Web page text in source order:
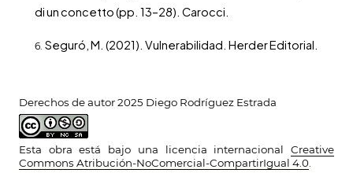
Derechos de autor 2025 Diego Rodríguez Estrada
Esta obra está bajo una licencia internacional Creative
Commons Atribución-NoComercial-CompartirIgual 4.0
di un concetto (pp. 13–28). Carocci.
Seguró, M. (2021). Vulnerabilidad. Herder Editorial.